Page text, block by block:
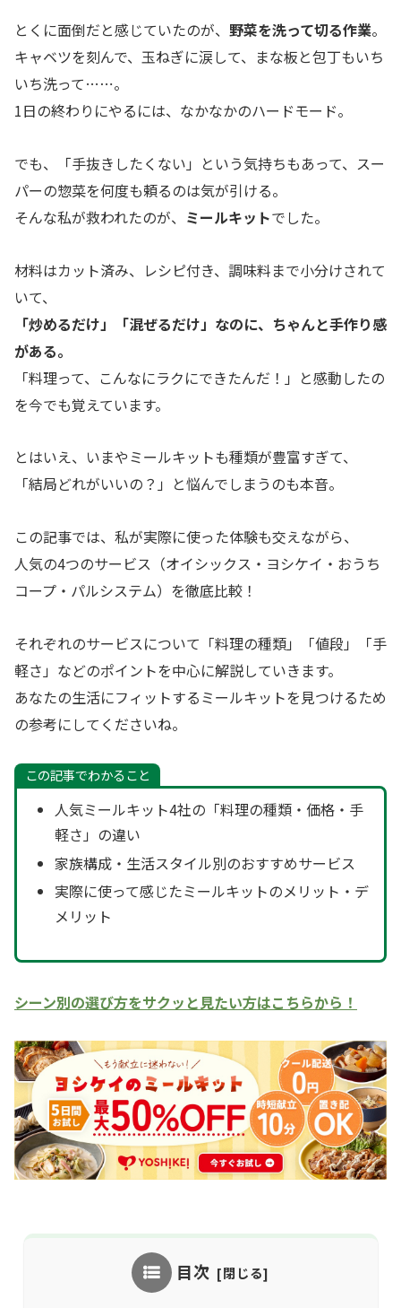
とくに面倒だと感じていたのが、 野菜を洗って切る作業。
キャベツを刻んで、玉ねぎに涙して、まな板と包丁もいち
いち洗って…⋯。
1日の終わりにやるには、なかなかのハードモード。
でも、「手抜きしたくない」という気持ちもあって、スー
パーの惣菜を何度も頼るのは気が引ける。
そんな私が救われたのが、 ミールキットでした。
材料はカット済み、レシピ付き、調味料まで小分けされて
いて、
「炒めるだけ」「混ぜるだけ」なのに、ちゃんと手作り感
がある。
「料理って、こんなにラクにできたんだ！」と感動したの
を今でも覚えています。
とはいえ、いまやミールキットも種類が豊富すぎて、
「結局どれがいいの？」と悩んでしまうのも本音。
この記事では、私が実際に使った体験も交えながら、
人気の4つのサービス（オイシックス・ヨシケイ・おうち
コープ・パルシステム）を徹底比較！
それぞれのサービスについて「料理の種類」「値段」「手
軽さ」などのポイントを中心に解説していきます。
あなたの生活にフィットするミールキットを見つけるため
の参考にしてくださいね。
この記事でわかること
人気ミールキット4社の「料理の種類・価格・手
軽さ」の違い
家族構成・生活スタイル別のおすすめサービス
実際に使って感じたミールキットのメリット・デ
メリット
シーン別の選び方をサクッと見たい方はこちらから！
目次